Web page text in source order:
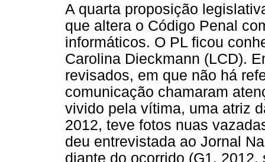
A quarta proposição
que altera o Código Penal
informáticos. O PL ficou
Carolina Dieckmann (LCD).
revisados, em que não há
comunicação chamaram
vivido pela vítima, uma atriz
2012, teve fotos nuas
deu entrevistada ao Jornal
diante do ocorrido (G1,